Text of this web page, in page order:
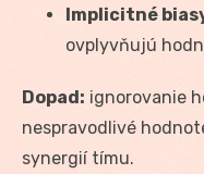
Implicitné
ovplyvňujú
Dopad: ignorovanie
nespravodlivé
synergií tímu.